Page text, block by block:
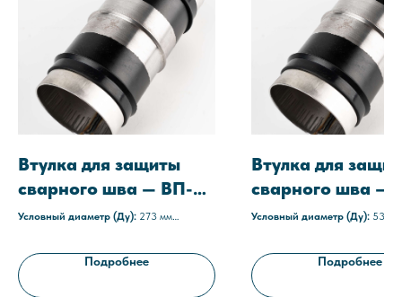
Втулка для защиты
сварного шва — ВП-
ТМ 273-10
Условный диаметр (Ду): 273 мм
(РТЗ)
Технические условия:
Подробнее
Втулка для
сварного шва —
530-10
Условный диаметр (Ду): 530
05608841-2012
Рабочее давление:
Подробнее